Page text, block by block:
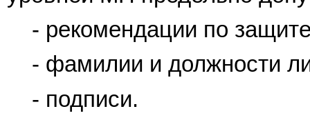
- рекомендации по
- фамилии и должности
- подписи.